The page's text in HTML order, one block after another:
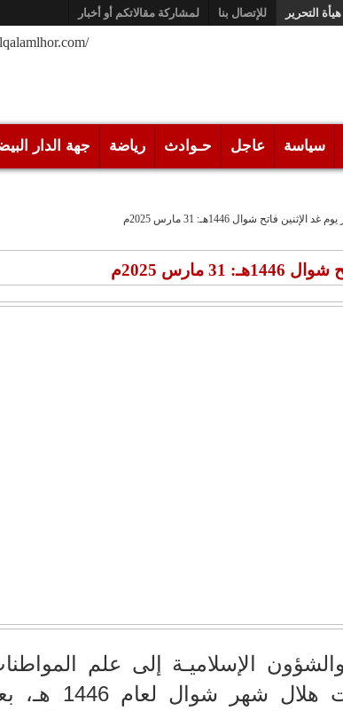
هيأة التحرير للإتصال بنا لمشاركة مقالاتكم أو أخبار
/www.alqalamlhor.com
سياسة عاجل حـوادث رياضة جهة الدار
الإثنين فاتح شوال 1446هـ: 31 مارس 2025م
مارس 2025م
الإسلاميـة إلى علم
والمواطنين أنها راقبت هلال شهر شوال